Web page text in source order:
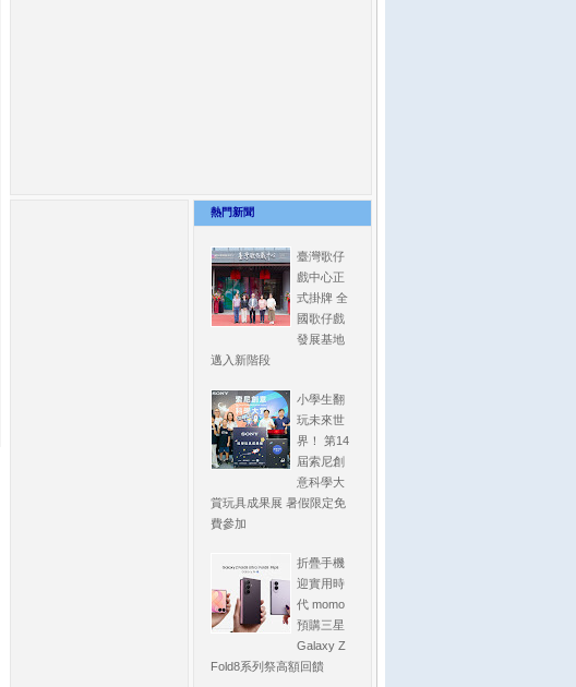
熱門新聞
臺灣歌仔
戲中心正
式掛牌 全
國歌仔戲
發展基地
邁入新階段
小學生翻
玩未來世
界！ 第14
屆索尼創
意科學大
賞玩具成果展 暑假限定免
費參加
折疊手機
迎實用時
代 momo
預購三星
Galaxy Z
Fold8系列祭高額回饋